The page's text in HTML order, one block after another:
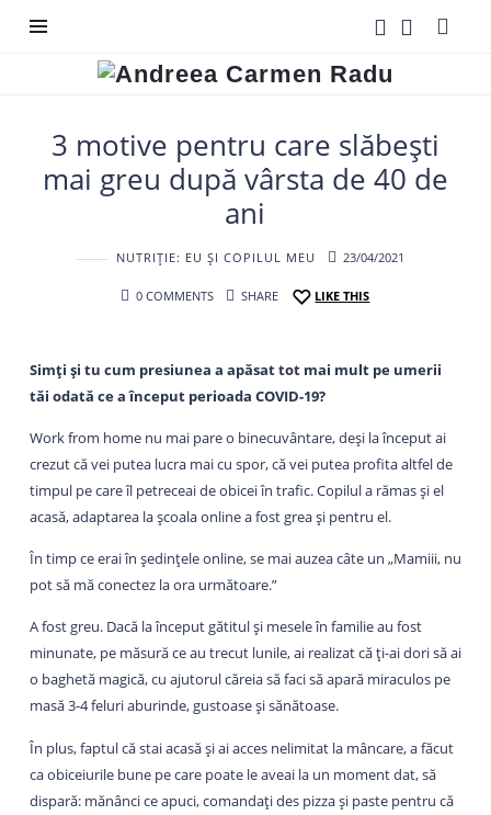
Andreea
Radu
3 motive pentru care slăbești
mai greu după vârsta de 40 de
ani
NUTRIȚIE: EU ȘI COPILUL MEU 23/04/2021
0 COMMENTS SHARE LIKE THIS
Simți și tu cum presiunea a apăsat tot mai mult pe umerii
tăi odată ce a început perioada COVID-19?
Work from home nu mai pare o binecuvântare, deși la început ai
crezut că vei putea lucra mai cu spor, că vei putea profita altfel de
timpul pe care îl petreceai de obicei în trafic. Copilul a rămas și el
acasă, adaptarea la școala online a fost grea și pentru el.
În timp ce erai în ședințele online, se mai auzea câte un „Mamiii, nu
pot să mă conectez la ora următoare.”
A fost greu. Dacă la început gătitul și mesele în familie au fost
minunate, pe măsură ce au trecut lunile, ai realizat că ți-ai dori să ai
o baghetă magică, cu ajutorul căreia să faci să apară miraculos pe
masă 3-4 feluri aburinde, gustoase și sănătoase.
În plus, faptul că stai acasă și ai acces nelimitat la mâncare, a făcut
ca obiceiurile bune pe care poate le aveai la un moment dat, să
dispară: mănânci ce apuci, comandați des pizza și paste pentru că